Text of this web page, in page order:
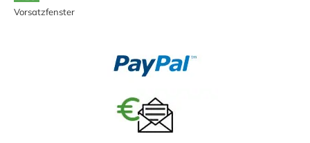
Vorsatzfenster